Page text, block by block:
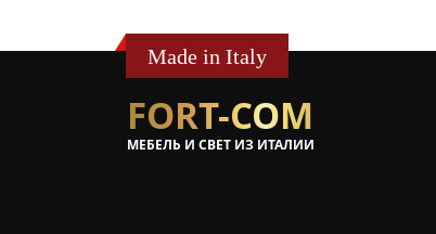
Made in Italy
FORT-COM
МЕБЕЛЬ И СВЕТ ИЗ ИТАЛИИ